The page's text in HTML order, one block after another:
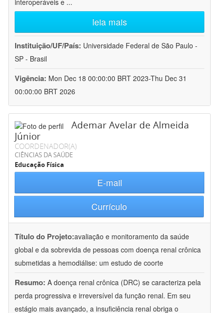
interoperáveis e ...
leia mais
Instituição/UF/País: Universidade Federal de São Paulo -
SP - Brasil
Vigência: Mon Dec 18 00:00:00 BRT 2023-Thu Dec 31
00:00:00 BRT 2026
Ademar Avelar de Almeida
Júnior
COORDENADOR(A)
CIÊNCIAS DA SAÚDE
Educação Física
E-mail
Currículo
Título do Projeto:avaliação e monitoramento da saúde
global e da sobrevida de pessoas com doença renal crônica
submetidas a hemodiálise: um estudo de coorte
Resumo: A doença renal crônica (DRC) se caracteriza pela
perda progressiva e irreversível da função renal. Em seu
estágio mais avançado, a insuficiência renal obriga o